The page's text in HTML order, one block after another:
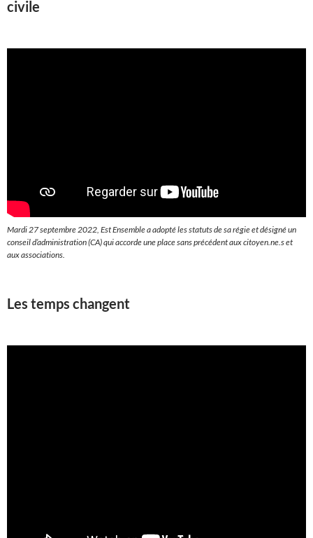
civile
Mardi 27 septembre 2022, Est Ensemble a adopté les statuts de sa régie et désigné un
conseil d’administration (CA) qui accorde une place sans précédent aux citoyen.ne.s et
aux associations.
Les temps changent